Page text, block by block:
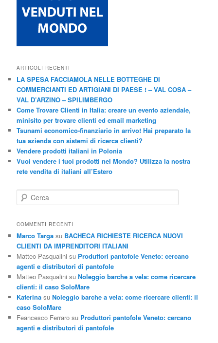
ARTICOLI RECENTI
LA SPESA FACCIAMOLA NELLE BOTTEGHE DI
COMMERCIANTI ED ARTIGIANI DI PAESE ! – VAL COSA –
VAL D’ARZINO – SPILIMBERGO
Come Trovare Clienti in Italia: creare un evento aziendale,
minisito per trovare clienti ed email marketing
Tsunami economico-finanziario in arrivo! Hai preparato la
tua azienda con sistemi di ricerca clienti?
Vendere prodotti italiani in Polonia
Vuoi vendere i tuoi prodotti nel Mondo? Utilizza la nostra
rete vendita di italiani all’Estero
e
c
COMMENTI RECENTI
Marco Targa su BACHECA RICHIESTE RICERCA NUOVI
CLIENTI DA IMPRENDITORI ITALIANI
Matteo Pasqualini su Produttori pantofole Veneto: cercano
agenti e distributori di pantofole
Matteo Pasqualini suNoleggio barche a vela: come ricercare
clienti: il caso SoloMare
Katerina suNoleggio barche a vela: come ricercare clienti: il
caso SoloMare
Feancesco Ferraro su Produttori pantofole Veneto: cercano
agenti e distributori di pantofole